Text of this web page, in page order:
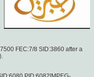
FEC:7/8 SID:3860 after a